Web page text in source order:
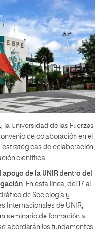
y la Universidad de las Fuerzas
de colaboración en el
estratégicas de colaboración,
científica.
apoyo de la UNIR dentro del
. En esta línea, del 17 al
de Sociología y
Internacionales de UNIR,
seminario de formación a
abordarán los fundamentos